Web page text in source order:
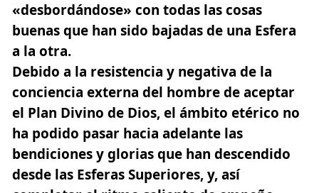
«desbordándose» con todas las cosas
buenas que han sido bajadas de una Esfera
a la otra.
Debido a la resistencia y negativa de la
conciencia externa del hombre deaceptar
el Plan Divino de Dios, el ámbito etérico no
ha podido pasar hacia adelante las
bendiciones y glorias que han descendido
desde las Esferas Superiores, y, así